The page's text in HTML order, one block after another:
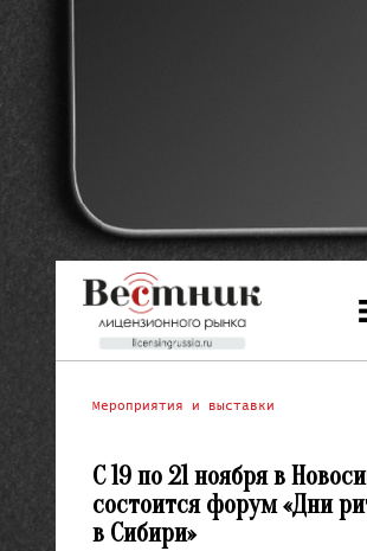
Мероприятия и выставки
С 19 по 21 ноября в
состоится форум «Дни
в Сибири»